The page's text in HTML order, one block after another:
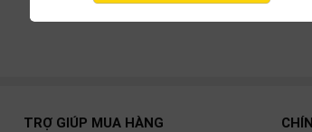
TRỢ GIÚP MUA HÀNG